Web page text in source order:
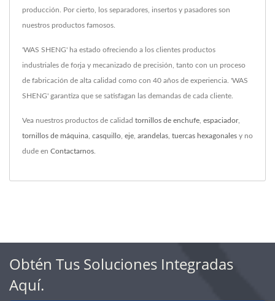
producción. Por cierto, los separadores, insertos y pasadores son
nuestros productos famosos.
'WAS SHENG' ha estado ofreciendo a los clientes productos
industriales de forja y mecanizado de precisión, tanto con un proceso
de fabricación de alta calidad como con 40 años de experiencia. 'WAS
SHENG' garantiza que se satisfagan las demandas de cada cliente.
Vea nuestros productos de calidad tornillos de enchufe espaciador,
tornillos de máquina casquillo eje arandelas tuercas hexagonales y no
dude en Contactarnos
Obtén Tus Soluciones Integradas
Aquí.